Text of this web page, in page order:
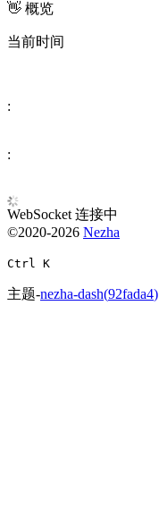
👋 概览
当前时间
:
:
WebSocket 连接中
©2020-2026 Nezha
Ctrl K
主题-nezha-dash(92fada4)